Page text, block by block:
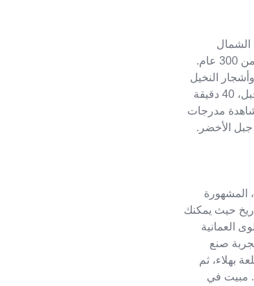
الشمال
الشرقي، لزيارة القرية القديمة المهجورة التي يعود تاريخها لأكثر من 300 عام.
النخيل
الكثيفة. تناول الغداء في مطعم محلي. ثم مواصلة القيادة إلى الجبل، 40 دقيقة
مدرجات
الأخضر.
المشهورة
حيث يمكنك
العمانية
صنع
بهلاء، ثم
مبيت في